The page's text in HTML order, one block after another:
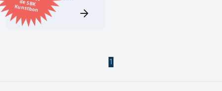
Kunstbon
Kunstenaar
1